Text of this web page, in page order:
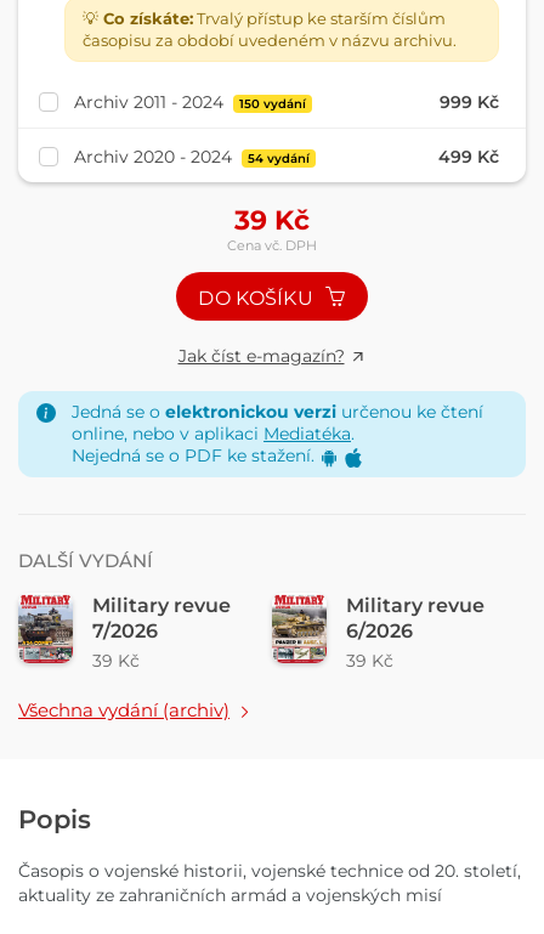
💡 Co získáte:Trvalý přístup ke starším číslům
časopisu za období uvedeném v názvu archivu.
Archiv 2011 - 2024 150 vydání 999 Kč
Archiv 2020 - 2024 54 vydání 499 Kč
39 Kč
Cena vč. DPH
DO KOŠÍKU
Jak číst e-magazín?
Jedná se o elektronickou verzi určenou ke čtení
online, nebo v aplikaci Mediatéka.
Nejedná se o PDF ke stažení.
DALŠÍ VYDÁNÍ
Military revue
7/2026
39 Kč
Military revue
6/2026
39 Kč
Všechna vydání (archiv)
Popis
Časopis o vojenské historii, vojenské technice od 20. století,
aktuality ze zahraničních armád a vojenských misí